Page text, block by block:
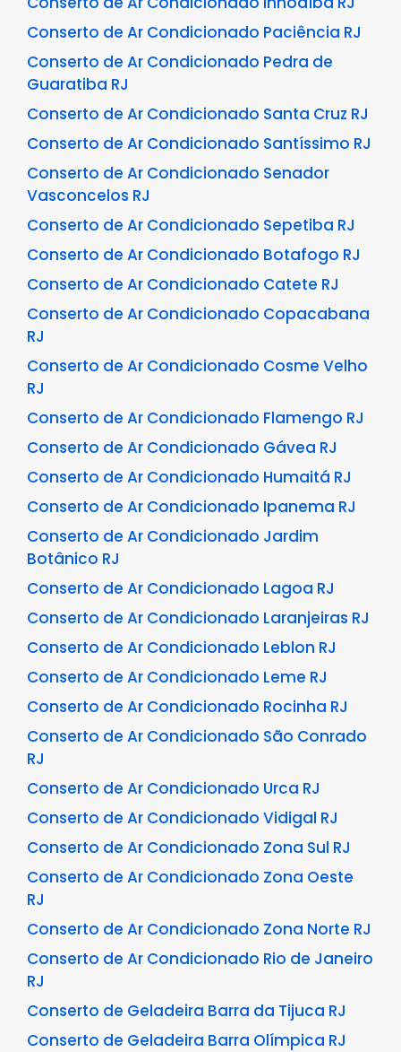
Conserto de Ar Condicionado Paciência RJ
Conserto de Ar Condicionado Pedra de
Guaratiba RJ
Conserto de Ar Condicionado Santa Cruz RJ
Conserto de Ar Condicionado Santíssimo RJ
Conserto de Ar Condicionado Senador
Vasconcelos RJ
Conserto de Ar Condicionado Sepetiba RJ
Conserto de Ar Condicionado Botafogo RJ
Conserto de Ar Condicionado Catete RJ
Conserto de Ar Condicionado Copacabana
RJ
Conserto de Ar Condicionado Cosme Velho
RJ
Conserto de Ar Condicionado Flamengo RJ
Conserto de Ar Condicionado Gávea RJ
Conserto de Ar Condicionado Humaitá RJ
Conserto de Ar Condicionado Ipanema RJ
Conserto de Ar Condicionado Jardim
Botânico RJ
Conserto de Ar Condicionado Lagoa RJ
Conserto de Ar Condicionado Laranjeiras RJ
Conserto de Ar Condicionado Leblon RJ
Conserto de Ar Condicionado Leme RJ
Conserto de Ar Condicionado Rocinha RJ
Conserto de Ar Condicionado São Conrado
RJ
Conserto de Ar Condicionado Urca RJ
Conserto de Ar Condicionado Vidigal RJ
Conserto de Ar Condicionado Zona Sul RJ
Conserto de Ar Condicionado Zona Oeste
RJ
Conserto de Ar Condicionado Zona Norte RJ
Conserto de Ar Condicionado Rio de Janeiro
RJ
Conserto de Geladeira Barra da Tijuca RJ
Conserto de Geladeira Barra Olímpica RJ